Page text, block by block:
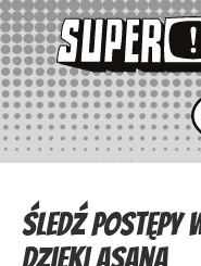
Śledź postępy
dzięki Asana